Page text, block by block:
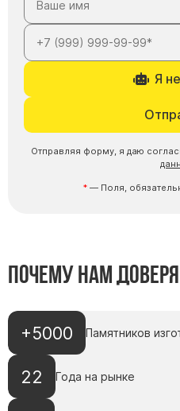
Я
Отправляя форму, я даю
— Поля,
Почему нам
+5000 Памятников
22 Года на рынке